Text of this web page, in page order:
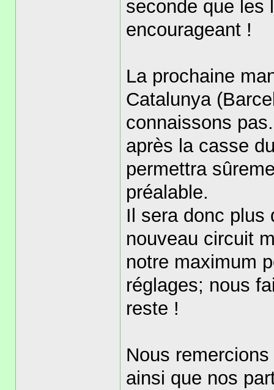
seconde que les
encourageant !
La prochaine
Catalunya
connaissons
après la casse
permettra
préalable.
Il sera donc plus
nouveau circuit
notre maximum
réglages; nous
reste !
Nous
ainsi que nos